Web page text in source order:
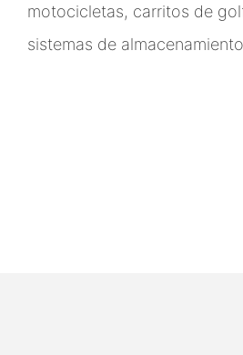
motocicletas, carritos de
sistemas de